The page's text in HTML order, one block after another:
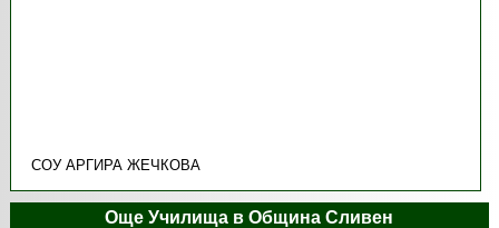
СОУ АРГИРА ЖЕЧКОВА
Още Училища в Община Сливен